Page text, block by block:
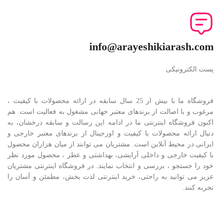
info@arayeshikiarash.com
پست الکترونیکی
فروشگاه ما با بیش از 25 سال سابقه در ارائه محصولات با کيفيت ،
مرغوب و با اصالت از برندهای معتبر جهانی مشغول به فعاليت است. هم
اکنون فروشگاه اینترنتی ما در ادامه اين رسالت و سابقه درخشان، به
دنبال ارائه محصولات با کيفيت و اورجينال از برندهای معتبر خارجی و
ايرانی در محيط آنلاين است. مشتريان می توانند از ميان هزاران محصول
با کيفيت خارجی و داخلی آرایشی، بهداشتی و عطر ، محصول مورد نظر
خود را جستجو ، بررسی و انتخاب نمايند. در فروشگاه اینترنتی مشتريان
عزیز می توانيد به راحتی، خرید اینترنتی لذت بخش، مطمئن و آسان را
تجربه کنند.